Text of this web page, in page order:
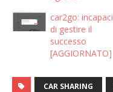
car2go: incapaci
di gestire il
successo
[AGGIORNATO]
CAR SHARING